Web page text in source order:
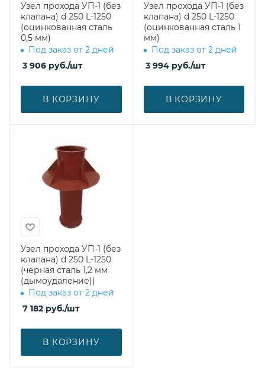
Узел прохода УП-1 (без
клапана) d 250 L-1250
(оцинкованная сталь
0,5 мм)
Под заказ от 2 дней
3 906 руб./шт
В КОРЗИНУ
Узел прохода УП-1 (без
клапана) d 250 L-1250
(оцинкованная сталь 1
мм)
Под заказ от 2 дней
3 994руб./шт
В КОРЗИНУ
Узел прохода УП-1 (без
клапана) d 250 L-1250
(черная сталь 1,2 мм
(дымоудаление))
Под заказ от 2 дней
7 182 руб./шт
В КОРЗИНУ